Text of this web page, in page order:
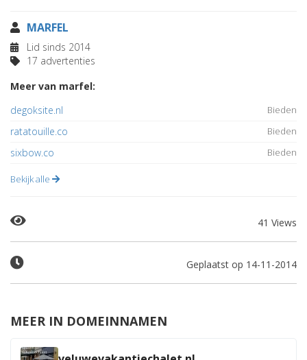
MARFEL
Lid sinds 2014
17 advertenties
Meer van marfel:
degoksite.nl
Bieden
ratatouille.co Bieden
sixbow.co Bieden
Bekijk alle
41 Views
Geplaatst op 14-11-2014
MEER IN DOMEINNAMEN